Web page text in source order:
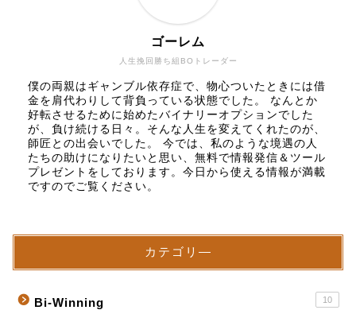
人生挽回勝ち組BOトレーダー
ゴーレム
僕の両親はギャンブル依存症で、物心ついたときには借
金を肩代わりして背負っている状態でした。 なんとか
好転させるために始めたバイナリーオプションでした
が、負け続ける日々。そんな人生を変えてくれたのが、
師匠との出会いでした。 今では、私のような境遇の人
たちの助けになりたいと思い、無料で情報発信＆ツール
プレゼントをしております。今日から使える情報が満載
ですのでご覧ください。
カテゴリ―
Bi-Winning 10